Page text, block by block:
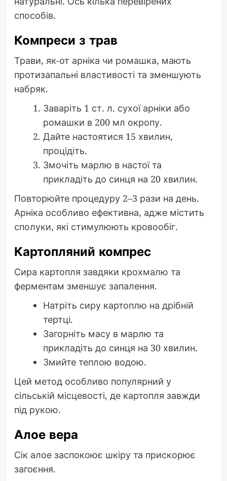
способів.
Компреси з трав
Трави, як-от арніка чи ромашка, мають
протизапальні властивості та зменшують
набряк.
Заваріть 1 ст. л. сухої арніки або
ромашки в 200 мл окропу.
Дайте настоятися 15 хвилин,
процідіть.
Змочіть марлю в настої та
прикладіть до синця на 20 хвилин.
Повторюйте процедуру 2–3 рази на день.
Арніка особливо ефективна, адже містить
сполуки, які стимулюють кровообіг.
Картопляний компрес
Сира картопля завдяки крохмалю та
ферментам зменшує запалення.
Натріть сиру картоплю на дрібній
тертці.
Загорніть масу в марлю та
прикладіть до синця на 30 хвилин.
Змийте теплою водою.
Цей метод особливо популярний у
сільській місцевості, де картопля завжди
під рукою.
Алое вера
Сік алое заспокоює шкіру та прискорює
загоєння.